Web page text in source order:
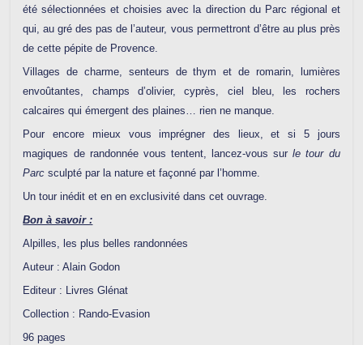
été sélectionnées et choisies avec la direction du Parc régional et
qui, au gré des pas de l’auteur, vous permettront d’être au plus près
de cette pépite de Provence.
Villages de charme, senteurs de thym et de romarin, lumières
envoûtantes, champs d’olivier, cyprès, ciel bleu, les rochers
calcaires qui émergent des plaines… rien ne manque.
Pour encore mieux vous imprégner des lieux, et si 5 jours
magiques de randonnée vous tentent, lancez-vous surle tour du
Parc sculpté par la nature et façonné par l’homme.
Un tour inédit et en en exclusivité dans cet ouvrage.
Bon à savoir :
Alpilles, les plus belles randonnées
Auteur : Alain Godon
Editeur : Livres Glénat
Collection : Rando-Evasion
96 pages